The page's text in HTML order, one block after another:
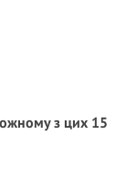
з цих 15